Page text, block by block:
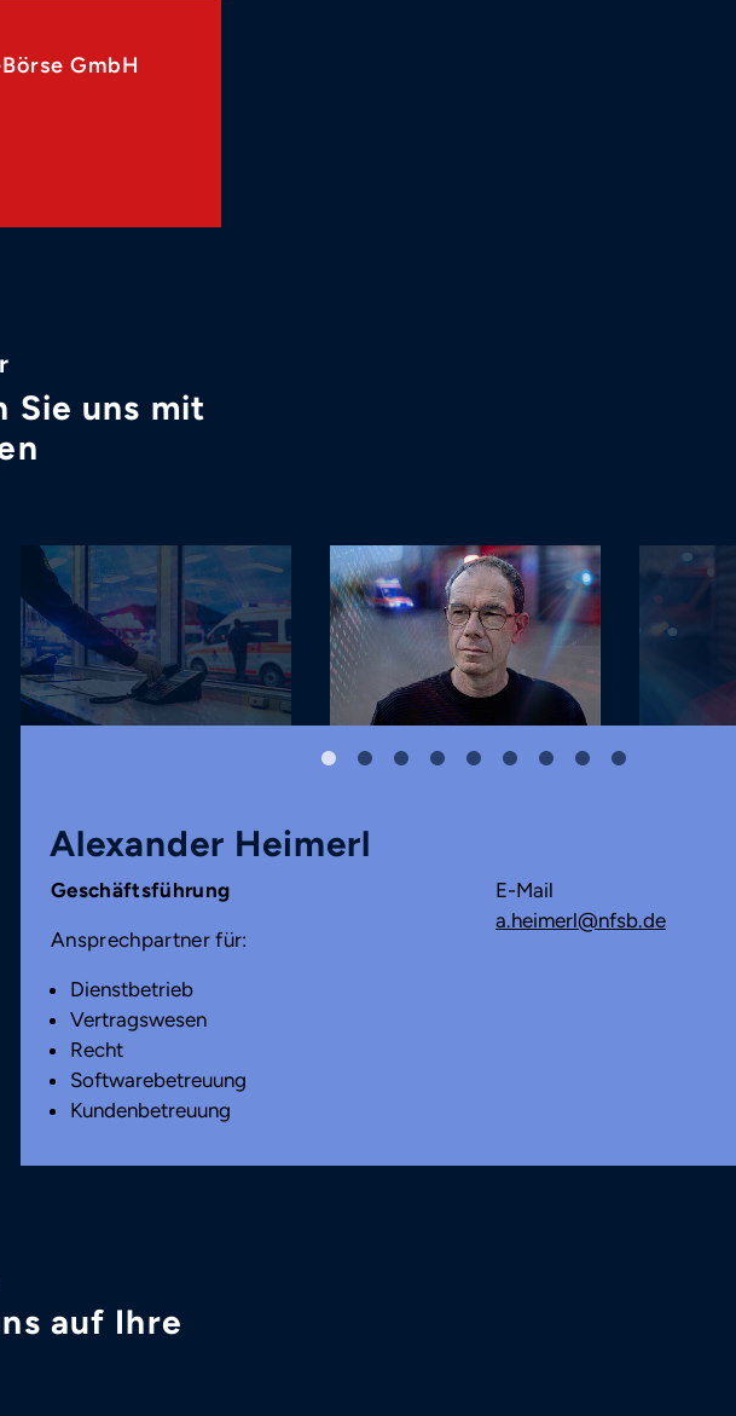
GmbH
Sie uns mit
Alexander Heimerl
Geschäftsführung
Ansprechpartner für:
Dienstbetrieb
Vertragswesen
Recht
Softwarebetreuung
Kundenbetreuung
E-Mail
a.heimerl@nfsb.de
auf Ihre